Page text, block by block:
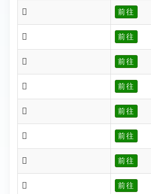
𩳡 前往
𩳢 前往
𩳣 前往
𩳤 前往
𩳥 前往
𩳦 前往
𩳧 前往
𩳨 前往